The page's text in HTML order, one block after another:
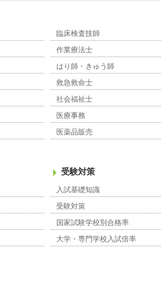
臨床検査技師
作業療法士
はり師・きゅう師
救急救命士
社会福祉士
医療事務
医薬品販売
受験対策
入試基礎知識
受験対策
国家試験学校別合格率
大学・専門学校入試倍率